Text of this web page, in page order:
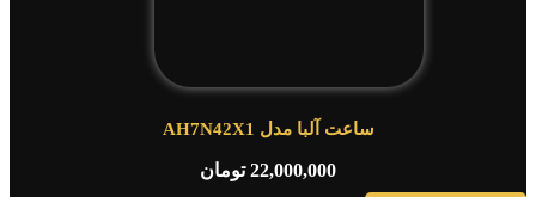
ساعت آلبا مدل AH7N42X1
22,000,000 تومان